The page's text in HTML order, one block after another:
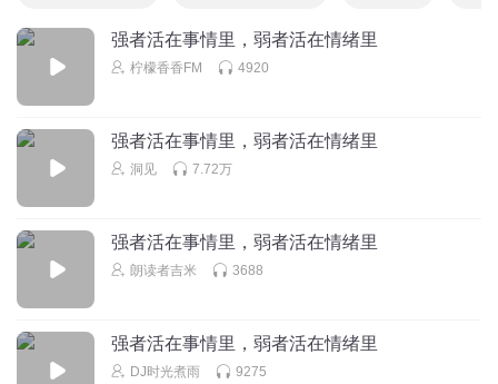
强者活在事情里，弱者活在情绪里
柠檬香香FM 4920
强者活在事情里，弱者活在情绪里
洞见 7.72万
强者活在事情里，弱者活在情绪里
朗读者吉米 3688
强者活在事情里，弱者活在情绪里
DJ时光煮雨 9275